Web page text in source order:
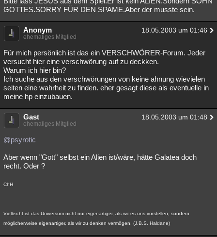
GOTTES.SORRY FÜR DEN SPAME.Aber der musste sein.
Anonym 18.05.2003 um 01:46
ehemaliges Mitglied
Für mich persönlich ist das ein VERSCHWÖRER-Forum. Jeder
versucht hier eine verschwörung auf zu deckken.
Warum ich hier bin?
Ich suche aus den verschwörungen von keine ahnung wievielen
seiten eine wahrheit zu finden. eher gesagt diese als eventuelle in
meine hp einzubauen.
Gast 18.05.2003 um 01:48
ehemaliges Mitglied
@psyrotic
Aber wenn "Gott" selbst ein Alien ist/wäre, hätte Galatea doch
recht. Oder ?
ChH
Vielleicht ist das Universum nicht nur eigenartiger, als wir es uns vorstellen, sondern
möglicherweise eigenartiger, als wir zu denken vermögen. (J.B.S. Haldane)